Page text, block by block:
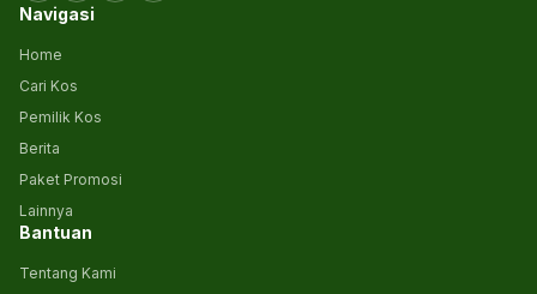
Navigasi
Home
Cari Kos
Pemilik Kos
Berita
Paket Promosi
Lainnya
Bantuan
Tentang Kami